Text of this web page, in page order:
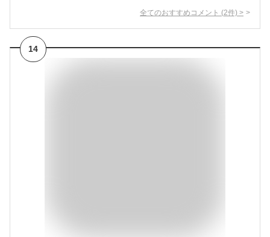
全てのおすすめコメント (2件) >
14